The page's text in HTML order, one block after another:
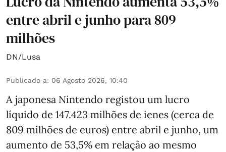
entre abril e junho para 809
milhões
DN/Lusa
Publicado a: 06 Agosto 2026, 10:40
A japonesa Nintendo registou um lucro
líquido de 147.423 milhões de ienes (cerca de
809 milhões de euros) entre abril e junho, um
aumento de 53,5% em relação ao mesmo